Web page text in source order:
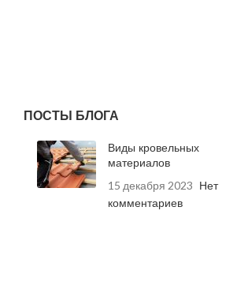
ПОСТЫ БЛОГА
Виды кровельных
материалов
15 декабря 2023 Нет
комментариев